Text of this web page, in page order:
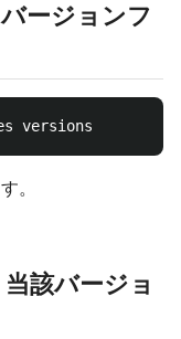
ージョンフ
。
該バージョ